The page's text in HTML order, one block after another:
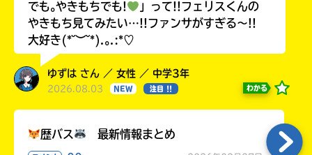
でも｡やきもちでも!
」って!!フェリスくんの
やきもち見てみたい…!!ファンサがすぎる〜!!
大好き(*˘︶˘*).｡.:*♡
ゆずは さん ／ 女性 ／ 中学3年
2026.08.03 NEW 注目 !! わかる
歴バス 最新情報まとめ